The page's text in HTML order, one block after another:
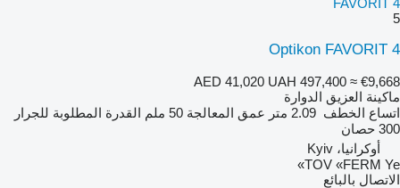
FAVORIT 4
5
Optikon FAVORIT 4
AED 41,020 UAH 497,400 ≈ €9,668
ماكينة العزيق الدوارة
اتساع الخطف 2.09 متر عمق المعالجة 50 ملم
القدرة المطلوبة للجرار
300 حصان
أوكرانيا، Kyiv
TOV «FERM Ye»
الاتصال بالبائع